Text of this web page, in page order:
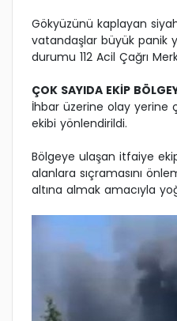
Gökyüzünü kaplayan
vatandaşlar büyük panik
durumu 112 Acil Çağrı
ÇOK SAYIDA EKİP
İhbar üzerine olay yerine
ekibi yönlendirildi.
Bölgeye ulaşan itfaiye
alanlara sıçramasını
altına almak amacıyla